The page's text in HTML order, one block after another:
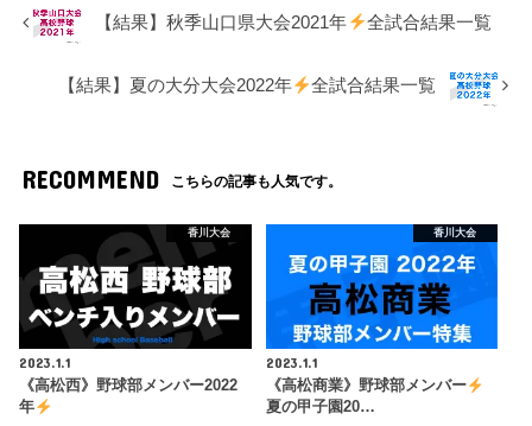
【結果】秋季山口県大会2021年 全試合結果一覧
【結果】夏の大分大会2022年 全試合結果一覧
RECOMMEND こちらの記事も人気です。
香川大会
2023.1.1
《高松西》野球部メンバー2022
年
香川大会
2023.1.1
《高松商業》野球部メンバー
夏の甲子園20…